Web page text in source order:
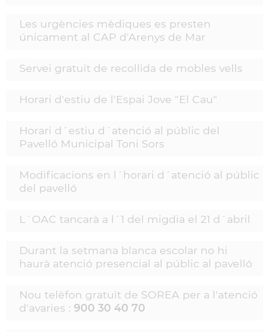
Les urgències mèdiques es presten
únicament al CAP d'Arenys de Mar
Servei gratuït de recollida de mobles vells
Horari d'estiu de l'Espai Jove "El Cau"
Horari d´estiu d´atenció al públic del
Pavelló Municipal Toni Sors
Modificacions en l´horari d´atenció al públic
del pavelló
L´OAC tancarà a l´1 del migdia el 21 d´abril
Durant la setmana blanca escolar no hi
haurà atenció presencial al públic al pavelló
Nou telèfon gratuït de SOREA per a l'atenció
d'avaries : 900 30 40 70